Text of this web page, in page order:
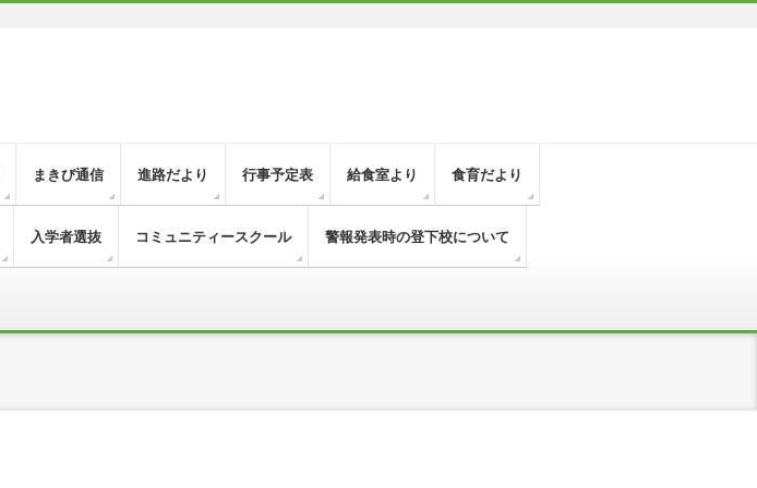
まきび通信 進路だより 行事予定表 給食室より 食育だより
入学者選抜 コミュニティースクール 警報発表時の登下校について